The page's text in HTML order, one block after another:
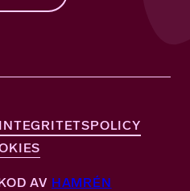
INTEGRITETSPOLICY
AV HAMRÉN